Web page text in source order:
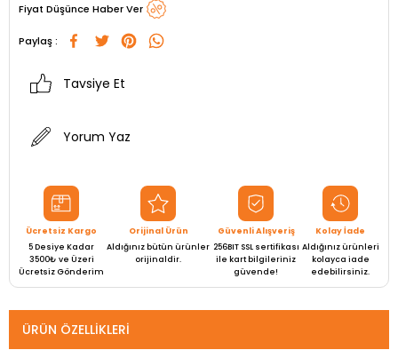
Fiyat Düşünce Haber Ver
Paylaş :
Tavsiye Et
Yorum Yaz
Ücretsiz Kargo
5 Desiye Kadar
3500₺ ve Üzeri
Ücretsiz Gönderim
Orijinal Ürün
Aldığınız bütün ürünler
orijinaldir.
Güvenli Alışveriş
256BIT SSL sertifikası
ile kart bilgileriniz
güvende!
Kolay İade
Aldığınız ürünleri
kolayca iade
edebilirsiniz.
ÜRÜN ÖZELLIKLERI